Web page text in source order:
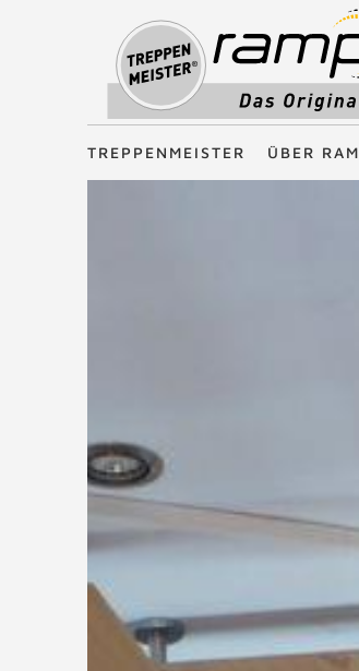
Treppenmeister - Das Original
TREPPENMEISTER ÜBER